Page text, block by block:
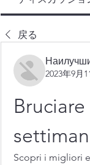
戻る
2023年9月
Scopri i migliori